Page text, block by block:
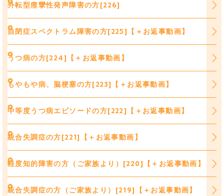
外転型痙攣性発声障害の方[226]
自閉症スペクトラム障害の方[225]【＋お返事動画】
うつ病の方[224]【＋お返事動画】
もやもや病、脳梗塞の方[223]【＋お返事動画】
中等度うつ病エピソードの方[222]【＋お返事動画】
統合失調症の方[221]【＋お返事動画】
軽度知的障害の方（ご家族より）[220]【＋お返事動画】
統合失調症の方（ご家族より）[219]【＋お返事動画】